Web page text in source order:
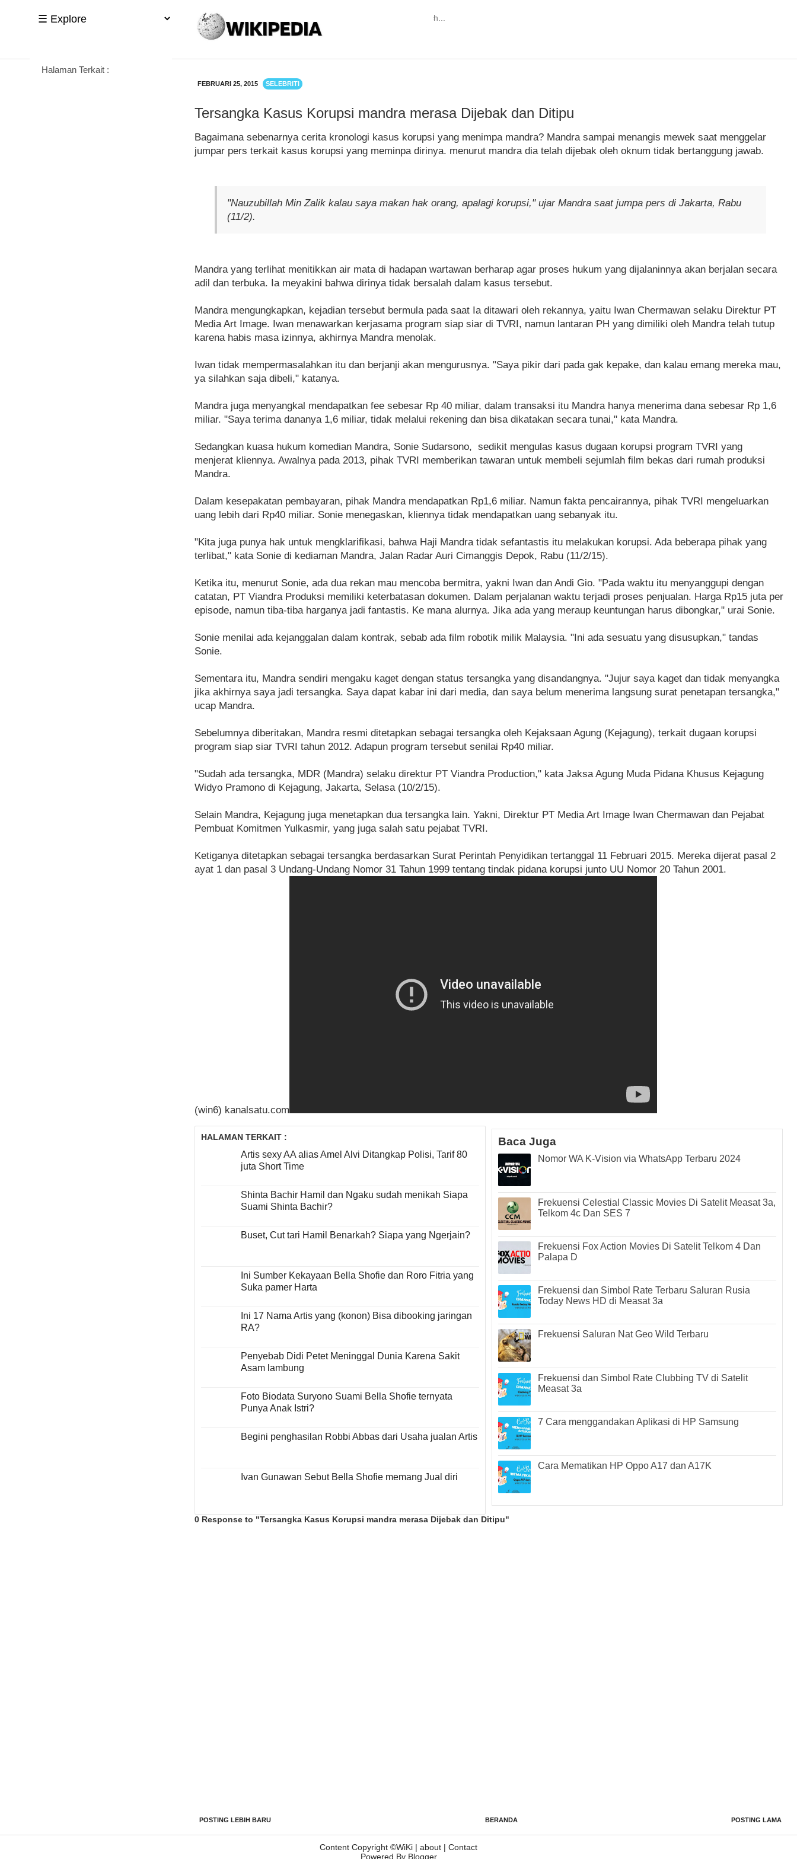
Halaman Terkait :
FEBRUARI 25, 2015 SELEBRITI
Tersangka Kasus Korupsi mandra merasa Dijebak dan Ditipu
Bagaimana sebenarnya cerita kronologi kasus korupsi yang menimpa mandra? Mandra sampai menangis mewek saat menggelar
jumpar pers terkait kasus korupsi yang meminpa dirinya. menurut mandra dia telah dijebak oleh oknum tidak bertanggung jawab.
"Nauzubillah Min Zalik kalau saya makan hak orang, apalagi korupsi," ujar Mandra saat jumpa pers di Jakarta, Rabu
(11/2).
Mandra yang terlihat menitikkan air mata di hadapan wartawan berharap agar proses hukum yang dijalaninnya akan berjalan secara
adil dan terbuka. Ia meyakini bahwa dirinya tidak bersalah dalam kasus tersebut.
Mandra mengungkapkan, kejadian tersebut bermula pada saat Ia ditawari oleh rekannya, yaitu Iwan Chermawan selaku Direktur PT
Media Art Image. Iwan menawarkan kerjasama program siap siar di TVRI, namun lantaran PH yang dimiliki oleh Mandra telah tutup
karena habis masa izinnya, akhirnya Mandra menolak.
Iwan tidak mempermasalahkan itu dan berjanji akan mengurusnya. "Saya pikir dari pada gak kepake, dan kalau emang mereka mau,
ya silahkan saja dibeli," katanya.
Mandra juga menyangkal mendapatkan fee sebesar Rp 40 miliar, dalam transaksi itu Mandra hanya menerima dana sebesar Rp 1,6
miliar. "Saya terima dananya 1,6 miliar, tidak melalui rekening dan bisa dikatakan secara tunai," kata Mandra.
Sedangkan kuasa hukum komedian Mandra, Sonie Sudarsono, sedikit mengulas kasus dugaan korupsi program TVRI yang
menjerat kliennya. Awalnya pada 2013, pihak TVRI memberikan tawaran untuk membeli sejumlah film bekas dari rumah produksi
Mandra.
Dalam kesepakatan pembayaran, pihak Mandra mendapatkan Rp1,6 miliar. Namun fakta pencairannya, pihak TVRI mengeluarkan
uang lebih dari Rp40 miliar. Sonie menegaskan, kliennya tidak mendapatkan uang sebanyak itu.
"Kita juga punya hak untuk mengklarifikasi, bahwa Haji Mandra tidak sefantastis itu melakukan korupsi. Ada beberapa pihak yang
terlibat," kata Sonie di kediaman Mandra, Jalan Radar Auri Cimanggis Depok, Rabu (11/2/15).
Ketika itu, menurut Sonie, ada dua rekan mau mencoba bermitra, yakni Iwan dan Andi Gio. "Pada waktu itu menyanggupi dengan
catatan, PT Viandra Produksi memiliki keterbatasan dokumen. Dalam perjalanan waktu terjadi proses penjualan. Harga Rp15 juta per
episode, namun tiba-tiba harganya jadi fantastis. Ke mana alurnya. Jika ada yang meraup keuntungan harus dibongkar," urai Sonie.
Sonie menilai ada kejanggalan dalam kontrak, sebab ada film robotik milik Malaysia. "Ini ada sesuatu yang disusupkan," tandas
Sonie.
Sementara itu, Mandra sendiri mengaku kaget dengan status tersangka yang disandangnya. "Jujur saya kaget dan tidak menyangka
jika akhirnya saya jadi tersangka. Saya dapat kabar ini dari media, dan saya belum menerima langsung surat penetapan tersangka,"
ucap Mandra.
Sebelumnya diberitakan, Mandra resmi ditetapkan sebagai tersangka oleh Kejaksaan Agung (Kejagung), terkait dugaan korupsi
program siap siar TVRI tahun 2012. Adapun program tersebut senilai Rp40 miliar.
"Sudah ada tersangka, MDR (Mandra) selaku direktur PT Viandra Production," kata Jaksa Agung Muda Pidana Khusus Kejagung
Widyo Pramono di Kejagung, Jakarta, Selasa (10/2/15).
Selain Mandra, Kejagung juga menetapkan dua tersangka lain. Yakni, Direktur PT Media Art Image Iwan Chermawan dan Pejabat
Pembuat Komitmen Yulkasmir, yang juga salah satu pejabat TVRI.
Ketiganya ditetapkan sebagai tersangka berdasarkan Surat Perintah Penyidikan tertanggal 11 Februari 2015. Mereka dijerat pasal 2
ayat 1 dan pasal 3 Undang-Undang Nomor 31 Tahun 1999 tentang tindak pidana korupsi junto UU Nomor 20 Tahun 2001.
(win6) kanalsatu.com
HALAMAN TERKAIT :
Artis sexy AA alias Amel Alvi Ditangkap Polisi, Tarif 80
juta Short Time
Shinta Bachir Hamil dan Ngaku sudah menikah Siapa
Suami Shinta Bachir?
Buset, Cut tari Hamil Benarkah? Siapa yang Ngerjain?
Ini Sumber Kekayaan Bella Shofie dan Roro Fitria yang
Suka pamer Harta
Ini 17 Nama Artis yang (konon) Bisa dibooking jaringan
RA?
Penyebab Didi Petet Meninggal Dunia Karena Sakit
Asam lambung
Foto Biodata Suryono Suami Bella Shofie ternyata
Punya Anak Istri?
Begini penghasilan Robbi Abbas dari Usaha jualan Artis
Ivan Gunawan Sebut Bella Shofie memang Jual diri
Baca Juga
Nomor WA K-Vision via WhatsApp Terbaru 2024
Frekuensi Celestial Classic Movies Di Satelit Measat 3a,
Telkom 4c Dan SES 7
Frekuensi Fox Action Movies Di Satelit Telkom 4 Dan
Palapa D
Frekuensi dan Simbol Rate Terbaru Saluran Rusia
Today News HD di Measat 3a
Frekuensi Saluran Nat Geo Wild Terbaru
Frekuensi dan Simbol Rate Clubbing TV di Satelit
Measat 3a
7 Cara menggandakan Aplikasi di HP Samsung
Cara Mematikan HP Oppo A17 dan A17K
0 Response to "Tersangka Kasus Korupsi mandra merasa Dijebak dan Ditipu"
POSTING LEBIH BARU POSTING LAMA
BERANDA
Content Copyright ©WiKi | about | Contact
Powered By Blogger